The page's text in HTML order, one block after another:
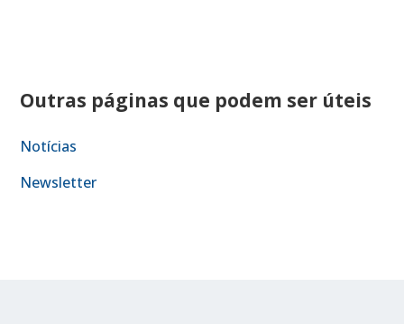
Outras páginas que podem ser úteis
Notícias
Newsletter